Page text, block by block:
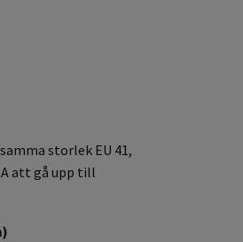
storlek EU 41,
att gå upp till